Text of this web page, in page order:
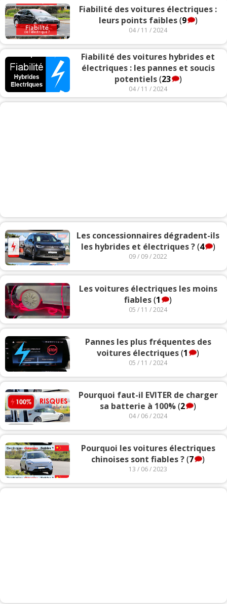
Fiabilité des voitures électriques :
leurs points faibles(9 )
04 / 11 / 2024
Fiabilité des voitures hybrides et
électriques : les pannes et soucis
potentiels(23 )
04 / 11 / 2024
Les concessionnaires dégradent-ils
les hybrides et électriques ?(4 )
09 / 09 / 2022
Les voitures électriques les moins
fiables(1 )
05 / 11 / 2024
Pannes les plus fréquentes des
voitures électriques(1 )
05 / 11 / 2024
Pourquoi faut-il EVITER de charger
sa batterie à 100%(2 )
04 / 06 / 2024
Pourquoi les voitures électriques
chinoises sont fiables ?(7 )
13 / 06 / 2023